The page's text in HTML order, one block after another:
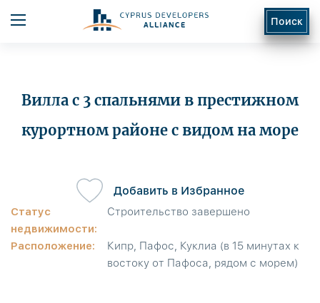
Поиск
Вилла с 3 спальнями в престижном
курортном районе с видом на море
Статус
недвижимости:
Строительство завершено
Расположение:
Кипр, Пафос, Куклиа (в 15 минутах к
востоку от Пафоса, рядом с морем)
Добавить в Избранное